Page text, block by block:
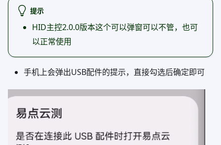
提示
HID主控2.0.0版本这个可以弹窗可以不管，也可
以正常使用
手机上会弹出USB配件的提示，直接勾选后确定即可